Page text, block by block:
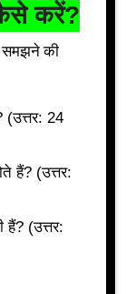
कैसे करें?
समझने की
24
हैं? (उत्तर:
हैं? (उत्तर: